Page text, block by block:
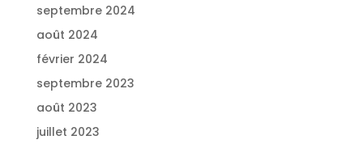
septembre 2024
août 2024
février 2024
septembre 2023
août 2023
juillet 2023